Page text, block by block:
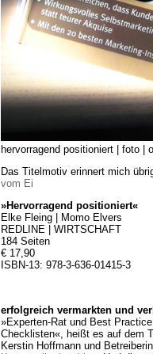
hervorragend positioniert | foto |
Das Titelmotiv erinnert mich
vom Ei
»Hervorragend positioniert«
Elke Fleing | Momo Elvers
REDLINE | WIRTSCHAFT
184 Seiten
€ 17,90
ISBN-13: 978-3-636-01415-3
erfolgreich vermarkten und
»Experten-Rat und Best
Checklisten«, heißt es auf dem
Kerstin Hoffmann und